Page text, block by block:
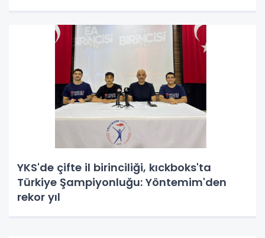
YKS'de çifte il birinciliği, kıckboks'ta
Türkiye Şampiyonluğu: Yöntemim'den
rekor yıl